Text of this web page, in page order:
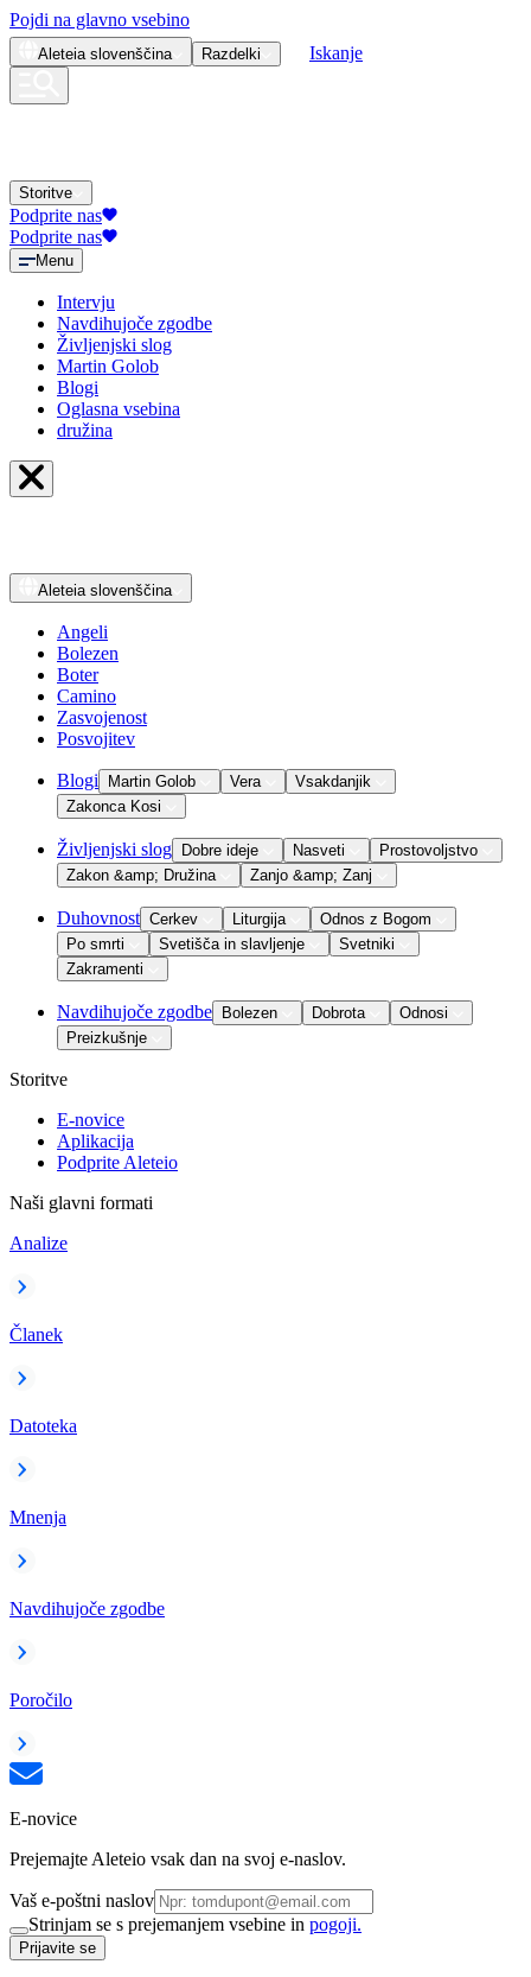
Pojdi na glavno vsebino
Aleteia slovenščina Razdelki Iskanje
Storitve
Podprite nas
Podprite nas
Menu
Intervju
Navdihujoče zgodbe
Življenjski slog
Martin Golob
Blogi
Oglasna vsebina
družina
Aleteia slovenščina
Angeli
Bolezen
Boter
Camino
Zasvojenost
Posvojitev
Blogi Martin Golob Vera
Vsakdanjik
Zakonca Kosi
Življenjski slog Dobre ideje Nasveti
Prostovoljstvo
Zakon &amp; Družina
Zanjo &amp; Zanj
Duhovnost Cerkev Liturgija
Odnos z Bogom
Po smrti
Svetišča in slavljenje
Svetniki
Zakramenti
Navdihujoče zgodbe Bolezen Dobrota
Odnosi
Preizkušnje
Storitve
E-novice
Aplikacija
Podprite Aleteio
Naši glavni formati
Analize
Članek
Datoteka
Mnenja
Navdihujoče zgodbe
Poročilo
E-novice
Prejemajte Aleteio vsak dan na svoj e-naslov.
Vaš e-poštni naslov
Strinjam se s prejemanjem vsebine in pogoji.
Prijavite se